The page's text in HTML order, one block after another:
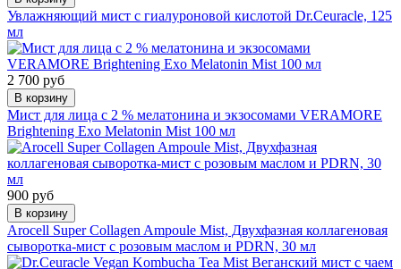
Увлажняющий мист с гиалуроновой кислотой Dr.Ceuracle, 125
мл
2 700 руб
В корзину
Мист для лица с 2 % мелатонина и экзосомами VERAMORE
Brightening Exo Melatonin Mist 100 мл
900 руб
В корзину
Arocell Super Collagen Ampoule Mist, Двухфазная коллагеновая
сыворотка-мист с розовым маслом и PDRN, 30 мл